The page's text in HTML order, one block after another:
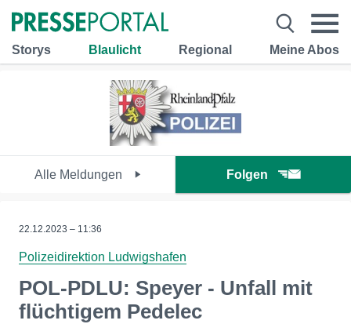
Storys Blaulicht Regional Meine Abos
Alle Meldungen Folgen
22.12.2023 – 11:36
Polizeidirektion Ludwigshafen
POL-PDLU: Speyer - Unfall mit
flüchtigem Pedelec